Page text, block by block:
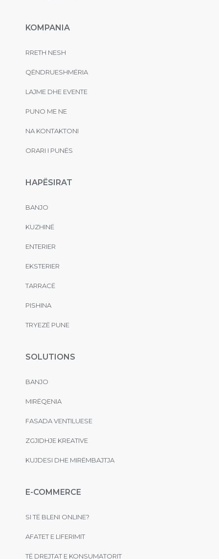
KOMPANIA
RRETH NESH
QËNDRUESHMËRIA
LAJME DHE EVENTE
PUNO ME NE
NA KONTAKTONI
ORARI I PUNËS
HAPËSIRAT
BANJO
KUZHINË
ENTERIER
EKSTERIER
TARRACË
PISHINA
TRYEZË PUNE
SOLUTIONS
BANJO
MIRËQENIA
FASADA VENTILUESE
ZGJIDHJE KREATIVE
KUJDESI DHE MIRËMBAJTJA
E-COMMERCE
SI TË BLENI ONLINE?
AFATET E LIFERIMIT
TË DREJTAT E KONSUMATORIT